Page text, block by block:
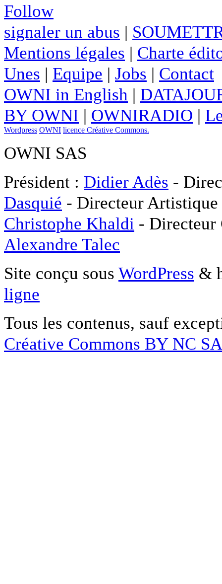
Follow
signaler un abus |
Mentions légales | Charte
Unes | Equipe | Jobs | Contact
OWNI in English |
BY OWNI | OWNIRADIO |
Wordpress OWNI licence Créative Commons.
OWNI SAS
Président : Didier Adès -
Dasquié - Directeur
Christophe Khaldi -
Alexandre Talec
Site conçu sous WordPress &
ligne
Tous les contenus, sauf
Créative Commons BY NC SA